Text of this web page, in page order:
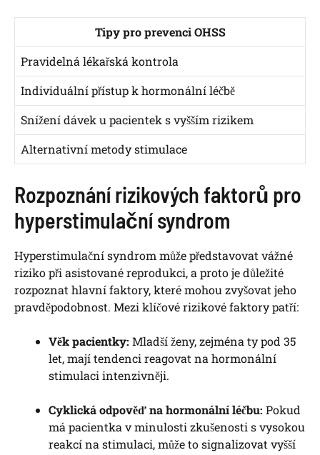
Tipy pro prevenci OHSS
Pravidelná lékařská kontrola
Individuální přístup k hormonální léčbě
Snížení dávek u pacientek s vyšším rizikem
Alternativní metody stimulace
Rozpoznání rizikových faktorů pro
hyperstimulační syndrom
Hyperstimulační syndrom může představovat vážné
riziko při asistované reprodukci, a proto je důležité
rozpoznat hlavní faktory, které mohou zvyšovat jeho
pravděpodobnost. Mezi klíčové rizikové faktory patří:
Věk pacientky: Mladší ženy, zejména ty pod 35
let, mají tendenci reagovat na hormonální
stimulaci intenzivněji.
Cyklická odpověď na hormonální léčbu: Pokud
má pacientka v minulosti zkušenosti s vysokou
reakcí na stimulaci, může to signalizovat vyšší